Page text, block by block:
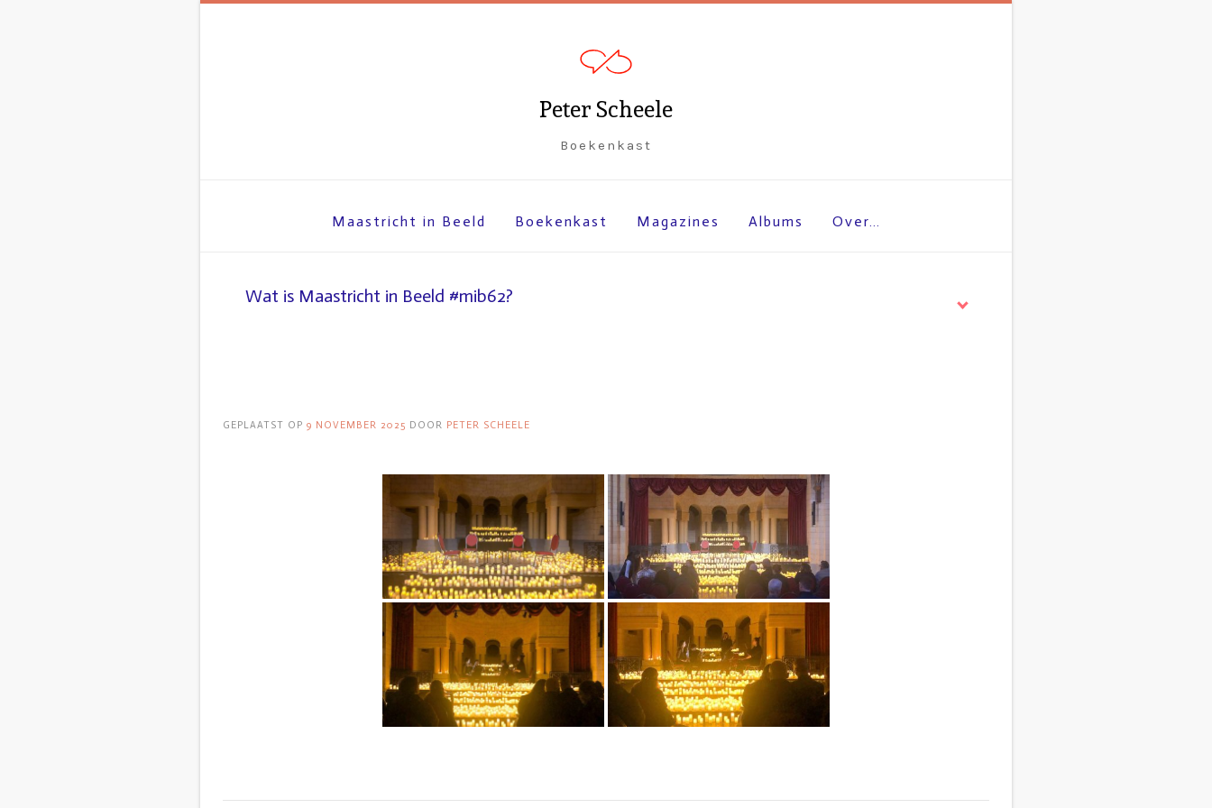
Peter Scheele
Boekenkast
Maastricht in Beeld Boekenkast Magazines Albums Over…
Wat is Maastricht in Beeld #mib62?
GEPLAATST OP 9 NOVEMBER 2025 DOOR PETER SCHEELE